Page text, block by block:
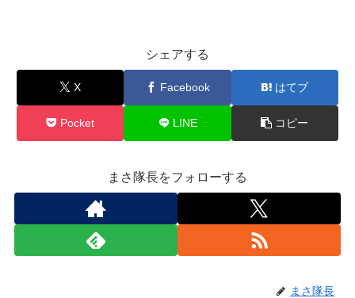
シェアする
X Facebook はてブ
Pocket LINE コピー
まさ隊長をフォローする
まさ隊長